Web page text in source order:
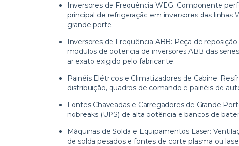
Inversores de Frequência WEG: Componente
principal de refrigeração em inversores das linhas
grande porte.
Inversores de Frequência ABB: Peça de
módulos de potência de inversores ABB das
ar exato exigido pelo fabricante.
Painéis Elétricos e Climatizadores de Cabine:
distribuição, quadros de comando e painéis de
Fontes Chaveadas e Carregadores de Grande
nobreaks (UPS) de alta potência e bancos de
Máquinas de Solda e Equipamentos Laser:
de solda pesados e fontes de corte plasma ou